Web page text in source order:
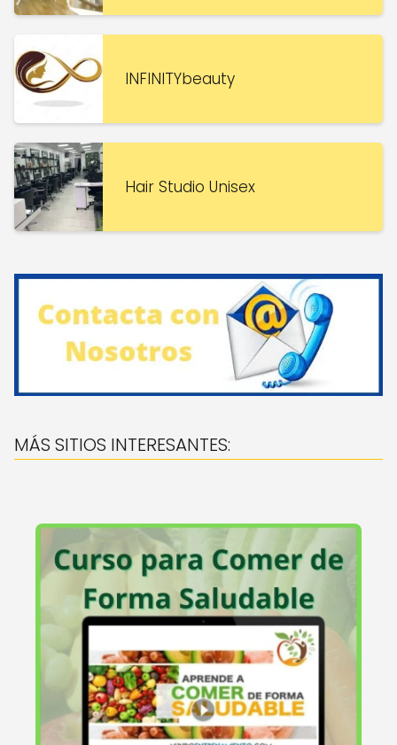
INFINITYbeauty
Hair Studio Unisex
MÁS SITIOS INTERESANTES: